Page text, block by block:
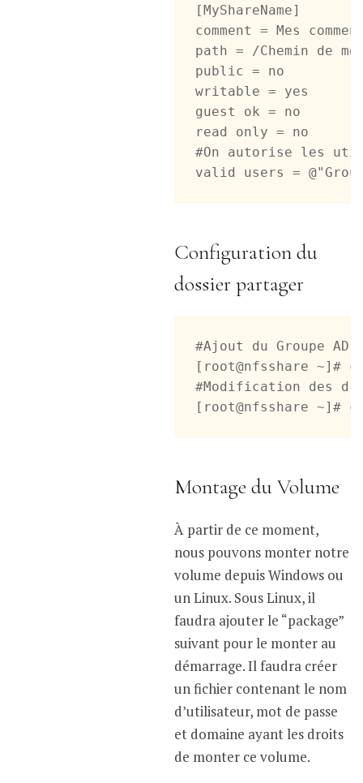
[MyShareName]
comment = Mes
path = /Chemin de
public = no
writable = yes
guest ok = no
read only = no
#On autorise les
valid users =
Configuration du
dossier partager
#Ajout du Groupe
[root@nfsshare ~]#
#Modification des
[root@nfsshare ~]#
Montage du Volume
À partir de ce moment,
nous pouvons monter notre
volume depuis Windows ou
un Linux. Sous Linux, il
faudra ajouter le “package”
suivant pour le monter au
démarrage. Il faudra créer
un fichier contenant le nom
d’utilisateur, mot de passe
et domaine ayant les droits
de monter ce volume.